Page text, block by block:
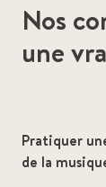
Nos
une
Pratiquer
de la